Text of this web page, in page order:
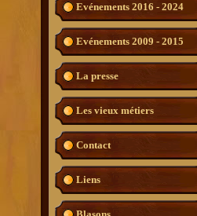
Evénements 2016 - 2024
Evénements 2009 - 2015
La presse
Les vieux métiers
Contact
Liens